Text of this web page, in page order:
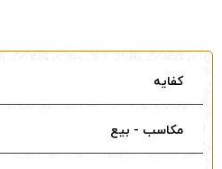
کفایه
مکاسب - بیع